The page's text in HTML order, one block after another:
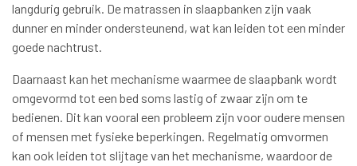
langdurig gebruik. De matrassen in slaapbanken zijn vaak
dunner en minder ondersteunend, wat kan leiden tot een minder
goede nachtrust.
Daarnaast kan het mechanisme waarmee de slaapbank wordt
omgevormd tot een bed soms lastig of zwaar zijn om te
bedienen. Dit kan vooral een probleem zijn voor oudere mensen
of mensen met fysieke beperkingen. Regelmatig omvormen
kan ook leiden tot slijtage van het mechanisme, waardoor de